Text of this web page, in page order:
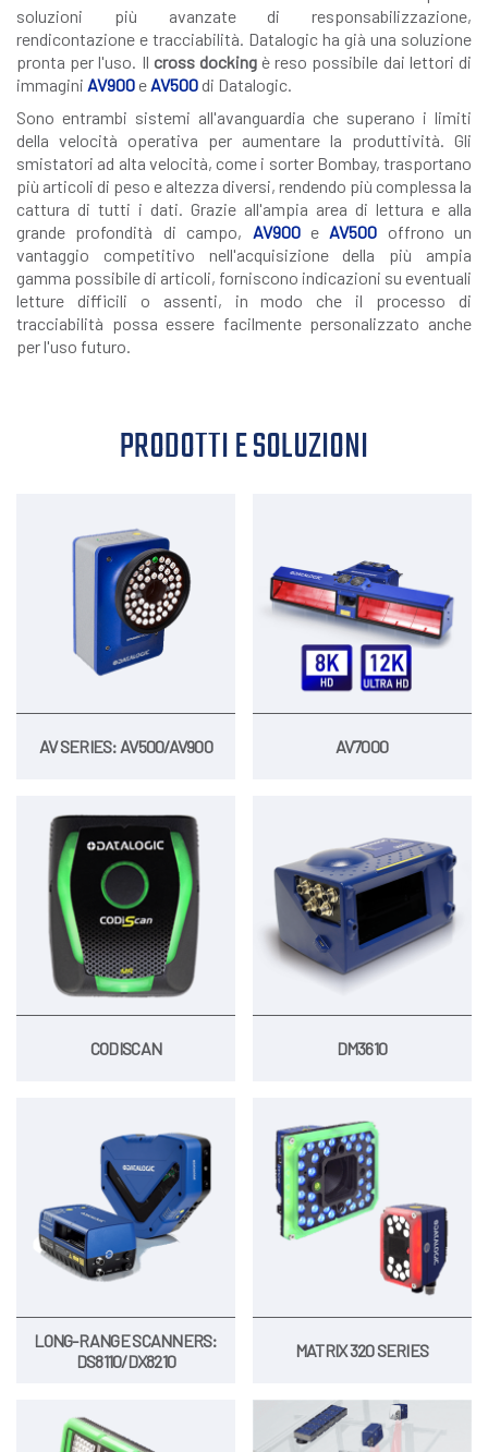
soluzioni più avanzate di responsabilizzazione,
rendicontazione e tracciabilità. Datalogic ha già una soluzione
pronta per l'uso. Il cross dockingè reso possibile dai lettori di
immagini AV900e AV500 di Datalogic.
Sono entrambi sistemi all'avanguardia che superano i limiti
della velocità operativa per aumentare la produttività. Gli
smistatori ad alta velocità, come i sorter Bombay, trasportano
più articoli di peso e altezza diversi, rendendo più complessa la
cattura di tutti i dati. Grazie all'ampia area di lettura e alla
grande profondità di campo, AV900e AV500 offrono un
vantaggio competitivo nell'acquisizione della più ampia
gamma possibile di articoli, forniscono indicazioni su eventuali
letture difficili o assenti, in modo che il processo di
tracciabilità possa essere facilmente personalizzato anche
per l'uso futuro.
PRODOTTI E SOLUZIONI
AV SERIES: AV500/AV900 AV7000
CODISCAN DM3610
LONG-RANGE SCANNERS:
DS8110/DX8210
MATRIX 320 SERIES